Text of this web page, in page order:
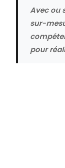
Avec ou
sur-
pour